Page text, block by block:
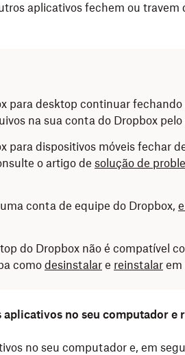
aplicativos fechem ou travem
para desktop continuar
na sua conta do Dropbox
para dispositivos móveis fechar
o artigo de solução de
conta de equipe do Dropbox,
do Dropbox não é compatível
como desinstalar e reinstalar em
aplicativos no seu computador e
no seu computador e, em